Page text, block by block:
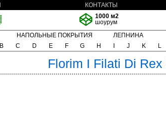
КОНТАКТЫ
1000 м2
шоурум
НАПОЛЬНЫЕ ПОКРЫТИЯ ЛЕПНИНА
B C D E F G H J K L
Florim I Filati Di Rex